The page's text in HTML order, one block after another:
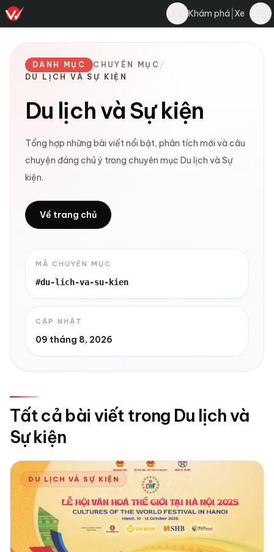
Khám phá Xe
DANH MỤC CHUYÊN MỤC /
DU LỊCH VÀ SỰ KIỆN
Du lịch và Sự kiện
Tổng hợp những bài viết nổi bật, phân tích mới và câu
chuyện đáng chú ý trong chuyên mục Du lịch và Sự
kiện.
Về trang chủ
MÃ CHUYÊN MỤC
#du-lich-va-su-kien
CẬP NHẬT
09 tháng 8, 2026
Tất cả bài viết trong Du lịch và
Sự kiện
DU LỊCH VÀ SỰ KIỆN